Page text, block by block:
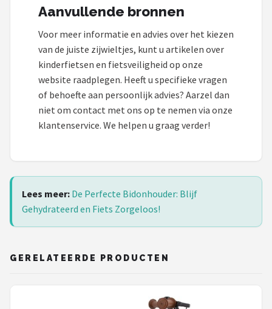
Aanvullende bronnen
Voor meer informatie en advies over het kiezen
van de juiste zijwieltjes, kunt u artikelen over
kinderfietsen en fietsveiligheid op onze
website raadplegen. Heeft u specifieke vragen
of behoefte aan persoonlijk advies? Aarzel dan
niet om contact met ons op te nemen via onze
klantenservice. We helpen u graag verder!
Lees meer: De Perfecte Bidonhouder: Blijf
Gehydrateerd en Fiets Zorgeloos!
GERELATEERDE PRODUCTEN